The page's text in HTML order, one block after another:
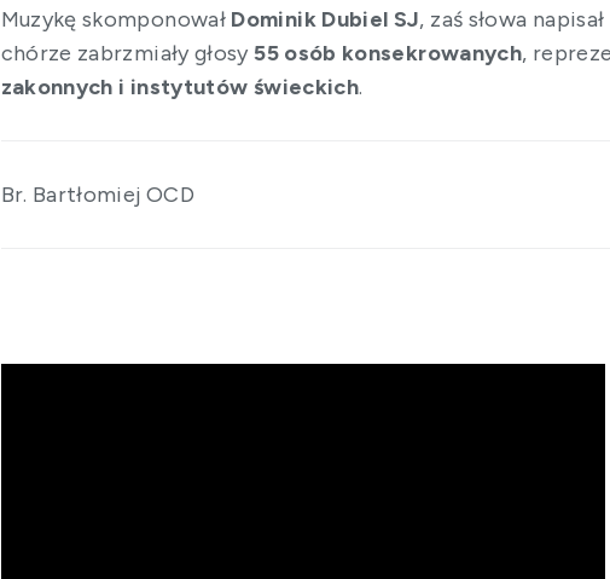
Muzykę skomponowałDominik Dubiel SJ, zaś słowa napisał
chórze zabrzmiały głosy55 osób konsekrowanych,
zakonnych i instytutów świeckich.
Br. Bartłomiej OCD